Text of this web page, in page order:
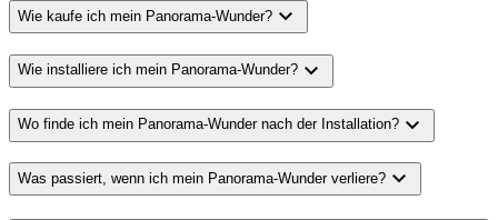
Wie kaufe ich mein Panorama-Wunder? expand_more
Wie installiere ich mein Panorama-Wunder? expand_more
Wo finde ich mein Panorama-Wunder nach der Installation? expand_more
Was passiert, wenn ich mein Panorama-Wunder verliere? expand_more